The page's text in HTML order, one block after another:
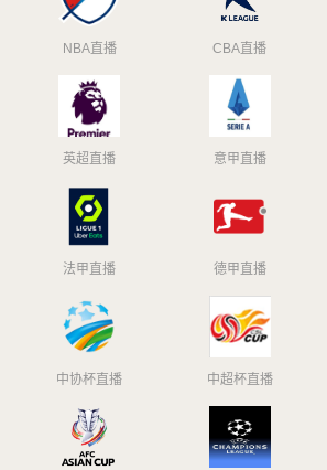
NBA直播 CBA直播
英超直播 意甲直播
法甲直播 德甲直播
中协杯直播 中超杯直播